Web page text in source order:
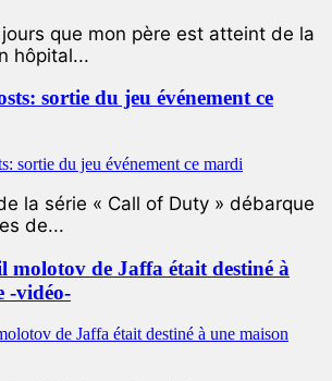
que mon père est atteint de la
hôpital...
sortie du jeu événement ce
la série « Call of Duty » débarque
de...
molotov de Jaffa était destiné à
-vidéo-